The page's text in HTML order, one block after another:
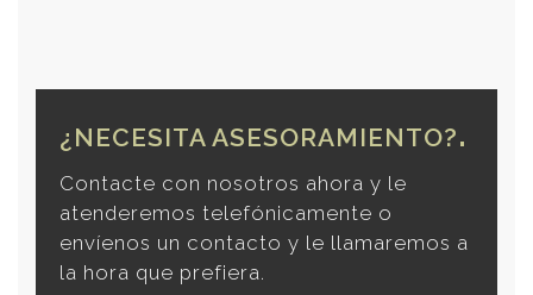
¿NECESITA ASESORAMIENTO?
Contacte con nosotros ahora y le
atenderemos telefónicamente o
envíenos un contacto y le llamaremos a
la hora que prefiera.